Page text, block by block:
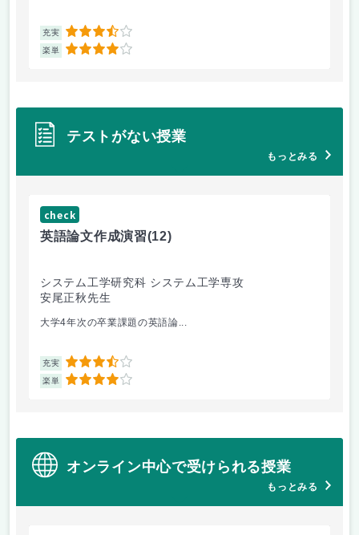
充実 3.5
楽単 4
テストがない授業
もっとみる
check
英語論文作成演習(12)
システム工学研究科 システム工学専攻
安尾正秋先生
大学4年次の卒業課題の英語論...
充実 3.5
楽単 4
オンライン中心で受けられる授業
もっとみる